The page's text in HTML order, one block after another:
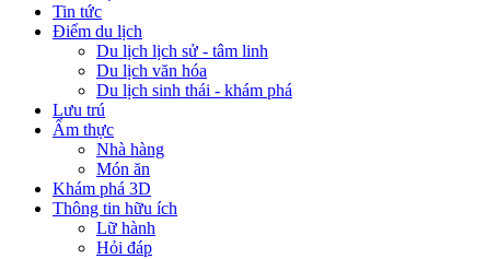
Tin tức
Điểm du lịch
Du lịch lịch sử - tâm linh
Du lịch văn hóa
Du lịch sinh thái - khám phá
Lưu trú
Ẩm thực
Nhà hàng
Món ăn
Khám phá 3D
Thông tin hữu ích
Lữ hành
Hỏi đáp